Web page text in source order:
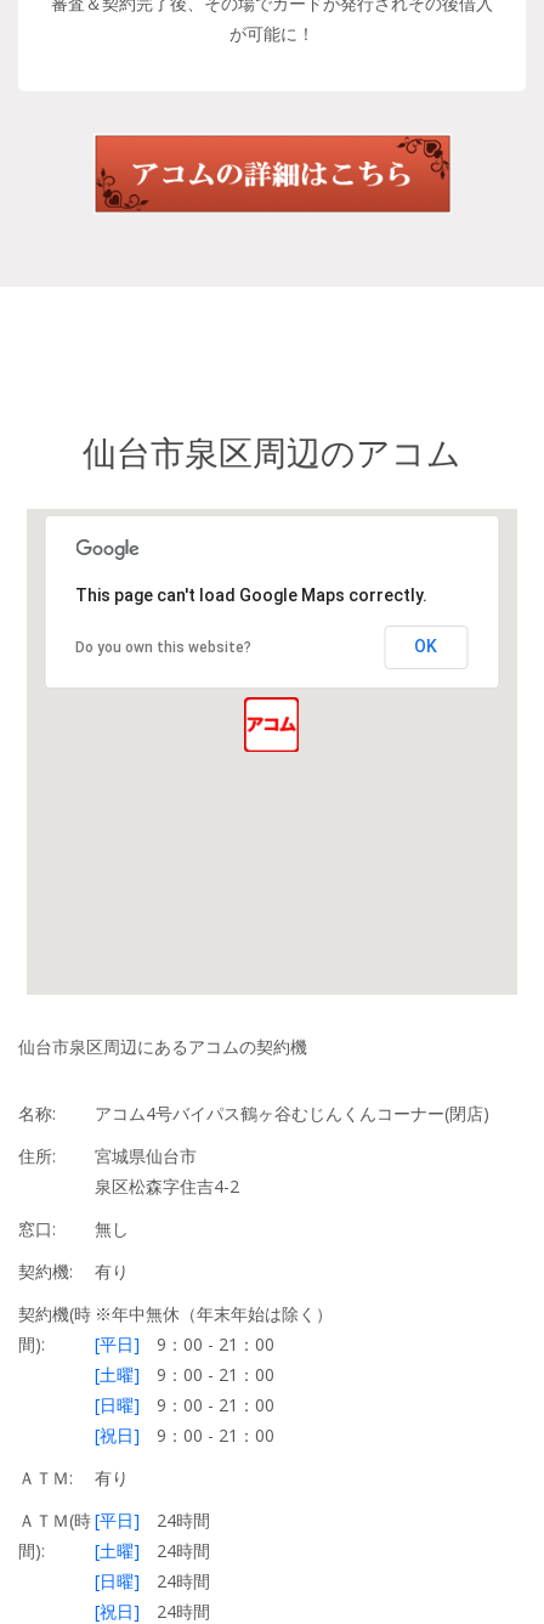
が可能に！
仙台市泉区周辺のアコム
This page can't load Google Maps correctly.
Do you own this website? OK
仙台市泉区周辺にあるアコムの契約機
名称:
アコム4号バイパス鶴ヶ谷むじんくんコーナー(閉店)
住所:
宮城県仙台市
泉区松森字住吉4-2
窓口:
無し
契約機:
有り
契約機(時
間):
※年中無休（年末年始は除く）
[平日] 9：00 - 21：00
[土曜] 9：00 - 21：00
[日曜] 9：00 - 21：00
[祝日] 9：00 - 21：00
ＡＴＭ:
有り
ＡＴＭ(時
間):
[平日] 24時間
[土曜] 24時間
[日曜] 24時間
[祝日] 24時間